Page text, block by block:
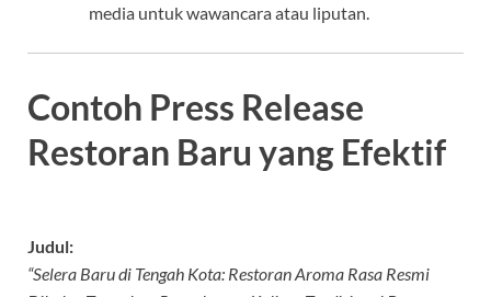
media untuk wawancara atau liputan.
Contoh Press Release
Restoran Baru yang Efektif
Judul:
“Selera Baru di Tengah Kota: Restoran Aroma Rasa Resmi